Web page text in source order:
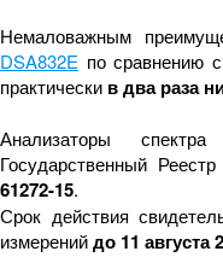
Немаловажным
DSA832E по сравнению с
практически в два раза
Анализаторы
Государственный
61272-15.
Срок действия
измеренийдо 11 августа